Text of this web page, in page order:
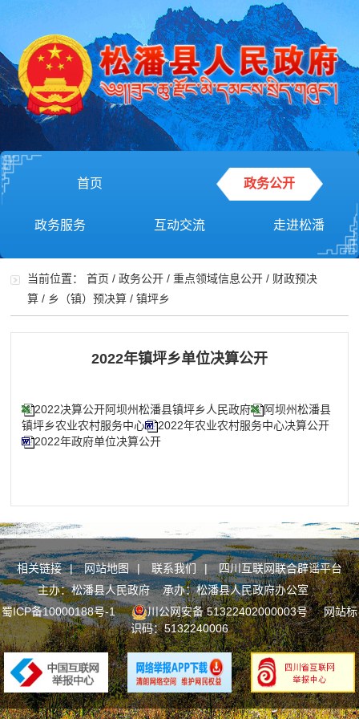
首页 政务公开
政务服务 互动交流 走进松潘
当前位置：首页 /政务公开 /重点领域信息公开 / 财政预决
算 / 乡（镇）预决算 /镇坪乡
2022年镇坪乡单位决算公开
2022决算公开阿坝州松潘县镇坪乡人民政府
阿坝州松潘县
镇坪乡农业农村服务中心
2022年农业农村服务中心决算公开
2022年政府单位决算公开
相关链接 | 网站地图 | 联系我们 |
四川互联网联合辟谣平台
主办：松潘县人民政府 承办：松潘县人民政府办公室
蜀ICP备10000188号-1
川公网安备 51322402000003号网站标
识码：5132240006